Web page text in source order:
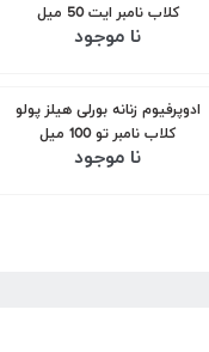
کلاب نامبر ایت 50 میل
نا موجود
ادوپرفیوم زنانه بورلی هیلز پولو
کلاب نامبر تو 100 میل
نا موجود